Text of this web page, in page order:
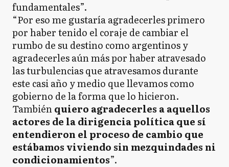
fundamentales”.
“Por eso me gustaría agradecerles primero
por haber tenido el coraje de cambiar el
rumbo de su destino como argentinos y
agradecerles aún más por haber atravesado
las turbulencias que atravesamos durante
este casi año y medio que llevamos como
gobierno de la forma que lo hicieron.
Tambiénquiero agradecerles a aquellos
actores de la dirigencia política que sí
entendieron el proceso de cambio que
estábamos viviendo sin mezquindades ni
condicionamientos”.